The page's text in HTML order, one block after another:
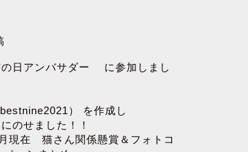
日アンバサダー に参加しまし
） を作成し
のせました！！
現在 猫さん関係懸賞＆フォトコ